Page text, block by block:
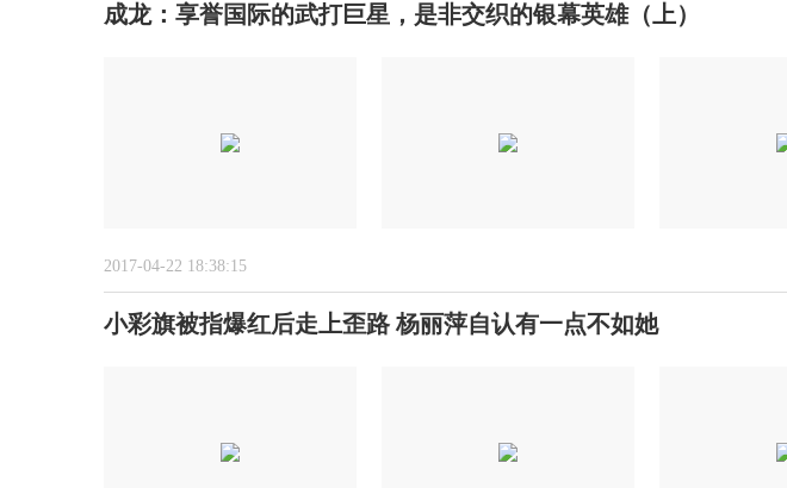
成龙：享誉国际的武打巨星，是非交织的银幕英雄（上）
2017-04-22 18:38:15
小彩旗被指爆红后走上歪路 杨丽萍自认有一点不如她